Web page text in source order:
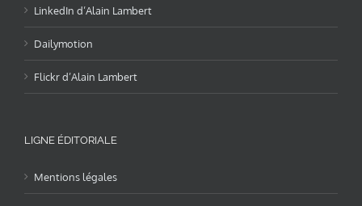
LinkedIn d’Alain Lambert
Dailymotion
Flickr d’Alain Lambert
LIGNE ÉDITORIALE
Mentions légales